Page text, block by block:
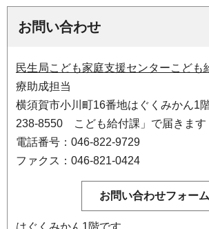
お問い合わせ
民生局こども家庭支援センターこども
療助成担当
横須賀市小川町16番地はぐくみかん1
238-8550 こども給付課」で届きます
電話番号：046-822-9729
ファクス：046-821-0424
はぐくみかん1階です。